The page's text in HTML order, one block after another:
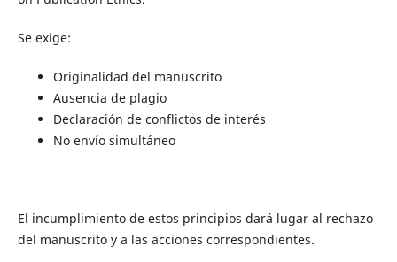
Se exige:
Originalidad del manuscrito
Ausencia de plagio
Declaración de conflictos de interés
No envío simultáneo
El incumplimiento de estos principios dará lugar al rechazo
del manuscrito y a las acciones correspondientes.